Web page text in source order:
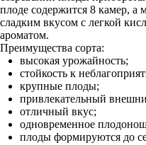
плоде содержится 8 камер, а
сладким вкусом с легкой
ароматом.
Преимущества сорта:
высокая урожайность;
стойкость к
крупные плоды;
привлекательный
отличный вкус;
одновременное
плоды формируются до